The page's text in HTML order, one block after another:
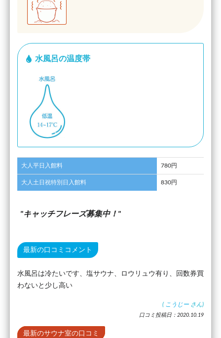
水風呂の温度帯
大人平日入館料 780円
大人土日祝特別日入館料 830円
キャッチフレーズ募集中！
最新の口コミコメント
水風呂は冷たいです、塩サウナ、ロウリュウ有り、回数券買
わないと少し高い
( こうじー さん)
口コミ投稿日：2020.10.19
最新のサウナ室の口コミ